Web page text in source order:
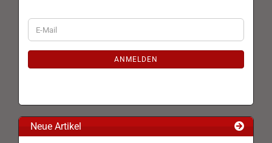
WEITER
ZUR
E-
Mail
ANMELDEN
Neue Artikel